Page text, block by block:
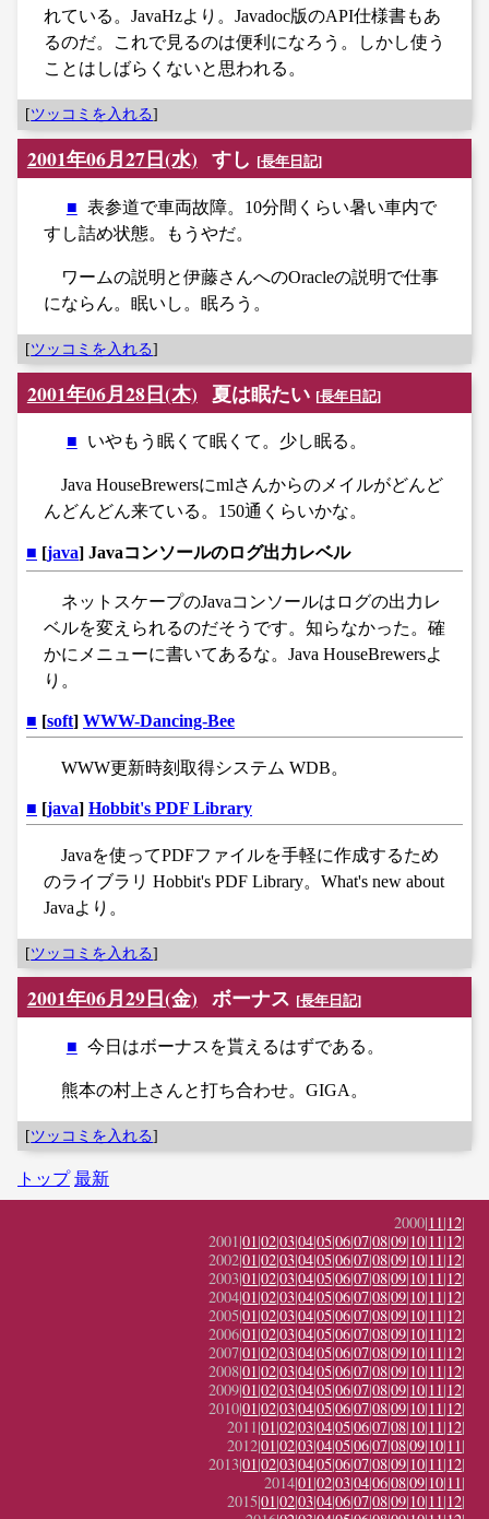
れている。JavaHzより。Javadoc版のAPI仕様書もあ
るのだ。これで見るのは便利になろう。しかし使う
ことはしばらくないと思われる。
[ツッコミを入れる]
2001年06月27日(水) すし [長年日記]
■ 表参道で車両故障。10分間くらい暑い車内で
すし詰め状態。もうやだ。
ワームの説明と伊藤さんへのOracleの説明で仕事
にならん。眠いし。眠ろう。
[ツッコミを入れる]
2001年06月28日(木) 夏は眠たい [長年日記]
■ いやもう眠くて眠くて。少し眠る。
Java HouseBrewersにmlさんからのメイルがどんど
んどんどん来ている。150通くらいかな。
■ [java] Javaコンソールのログ出力レベル
ネットスケープのJavaコンソールはログの出力レ
ベルを変えられるのだそうです。知らなかった。確
かにメニューに書いてあるな。Java HouseBrewersよ
り。
■ [soft] WWW-Dancing-Bee
WWW更新時刻取得システム WDB。
■ [java] Hobbit's PDF Library
Javaを使ってPDFファイルを手軽に作成するため
のライブラリ Hobbit's PDF Library。What's new about
Javaより。
[ツッコミを入れる]
2001年06月29日(金) ボーナス [長年日記]
■ 今日はボーナスを貰えるはずである。
熊本の村上さんと打ち合わせ。GIGA。
[ツッコミを入れる]
トップ 最新
2000|11|12|
2001|01|02|03|04|05|06|07|08|09|10|11|12|
2002|01|02|03|04|05|06|07|08|09|10|11|12|
2003|01|02|03|04|05|06|07|08|09|10|11|12|
2004|01|02|03|04|05|06|07|08|09|10|11|12|
2005|01|02|03|04|05|06|07|08|09|10|11|12|
2006|01|02|03|04|05|06|07|08|09|10|11|12|
2007|01|02|03|04|05|06|07|08|09|10|11|12|
2008|01|02|03|04|05|06|07|08|09|10|11|12|
2009|01|02|03|04|05|06|07|08|09|10|11|12|
2010|01|02|03|04|05|06|07|08|09|10|11|12|
2011|01|02|03|04|05|06|07|08|10|11|12|
2012|01|02|03|04|05|06|07|08|09|10|11|
2013|01|02|03|04|05|06|07|08|09|10|11|12|
2014|01|02|03|04|06|08|09|10|11|
2015|01|02|03|04|06|07|08|09|10|11|12|